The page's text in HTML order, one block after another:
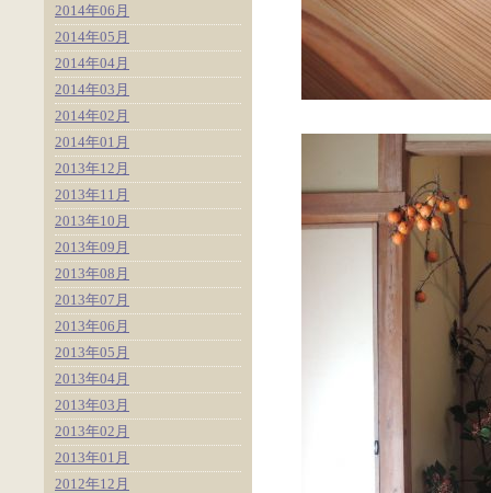
2014年06月
2014年05月
2014年04月
2014年03月
2014年02月
2014年01月
2013年12月
2013年11月
2013年10月
2013年09月
2013年08月
2013年07月
2013年06月
2013年05月
2013年04月
2013年03月
2013年02月
2013年01月
2012年12月